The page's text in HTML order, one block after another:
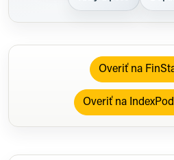
Overiť na
Overiť na